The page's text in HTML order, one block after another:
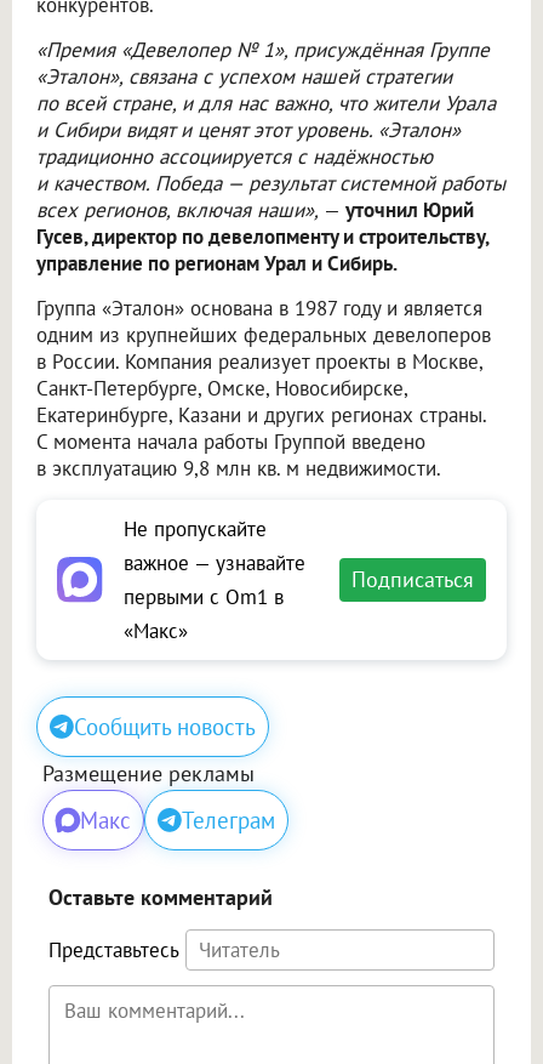
«Премия «Девелопер № 1», присуждённая Группе
«Эталон», связана с успехом нашей стратегии
по всей стране, и для нас важно, что жители Урала
и Сибири видят и ценят этот уровень. «Эталон»
традиционно ассоциируется с надёжностью
и качеством. Победа — результат системной работы
всех регионов, включая наши», — уточнил Юрий
Гусев, директор по девелопменту и строительству,
управление по регионам Урал и Сибирь.
Группа «Эталон» основана в 1987 году и является
одним из крупнейших федеральных девелоперов
в России. Компания реализует проекты в Москве,
Санкт-Петербурге, Омске, Новосибирске,
Екатеринбурге, Казани и других регионах страны.
С момента начала работы Группой введено
в эксплуатацию 9,8 млн кв. м недвижимости.
Не пропускайте
важное — узнавайте
первыми с Om1 в
«Макс»
Подписаться
Сообщить новость
Размещение рекламы
Макс Телеграм
Оставьте комментарий
Представьтесь